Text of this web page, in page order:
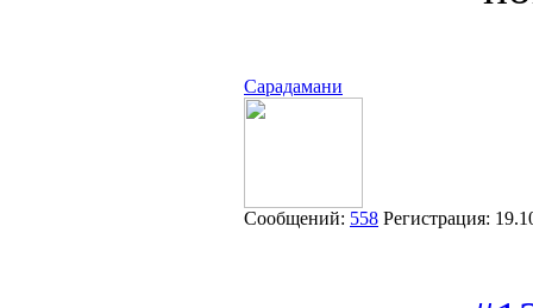
Сарадамани
Сообщений: 558 Регистрация: